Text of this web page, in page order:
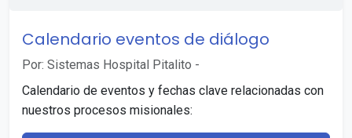
Calendario eventos de diálogo
Por: Sistemas Hospital Pitalito -
Calendario de eventos y fechas clave relacionadas con
nuestros procesos misionales: